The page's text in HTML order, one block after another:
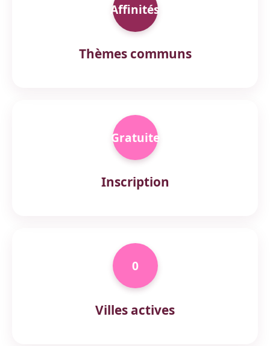
Affinités
Thèmes communs
Gratuite
Inscription
0
Villes actives